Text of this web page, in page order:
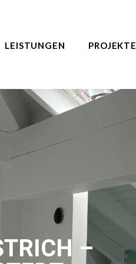
LEISTUNGEN PROJEKTE
–